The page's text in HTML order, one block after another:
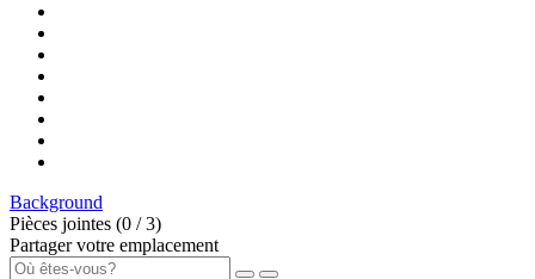
Background
Pièces jointes (0 / 3)
Partager votre emplacement